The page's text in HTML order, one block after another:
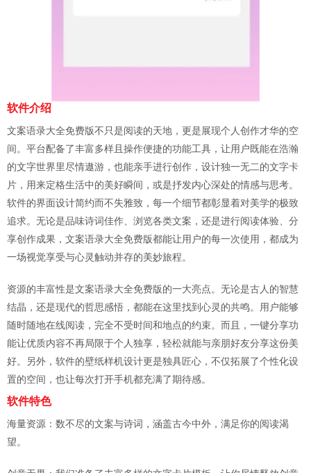
软件介绍
文案语录大全免费版不只是阅读的天地，更是展现个人创作才华的空
间。平台配备了丰富多样且操作便捷的功能工具，让用户既能在浩瀚
的文字世界里尽情遨游，也能亲手进行创作，设计独一无二的文字卡
片，用来定格生活中的美好瞬间，或是抒发内心深处的情感与思考。
软件的界面设计简约而不失雅致，每一个细节都彰显着对美学的极致
追求。无论是品味诗词佳作、浏览各类文案，还是进行阅读体验、分
享创作成果，文案语录大全免费版都能让用户的每一次使用，都成为
一场视觉享受与心灵触动并存的美妙旅程。
资源的丰富性是文案语录大全免费版的一大亮点。无论是古人的智慧
结晶，还是现代的哲思感悟，都能在这里找到心灵的共鸣。用户能够
随时随地在线阅读，完全不受时间和地点的约束。而且，一键分享功
能让优质内容不再局限于个人独享，轻松就能与亲朋好友分享这份美
好。另外，软件的壁纸样机设计更是独具匠心，不仅拓展了个性化设
置的空间，也让每次打开手机都充满了期待感。
软件特色
海量资源：数不尽的文案与诗词，涵盖古今中外，满足你的阅读渴
望。